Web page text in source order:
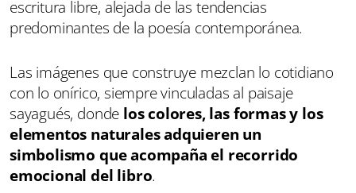
escritura libre, alejada de las tendencias
predominantes de la poesía contemporánea.
Las imágenes que construye mezclan lo cotidiano
con lo onírico, siempre vinculadas al paisaje
sayagués, donde los colores, las formas y los
elementos naturales adquieren un
simbolismo que acompaña el recorrido
emocional del libro.